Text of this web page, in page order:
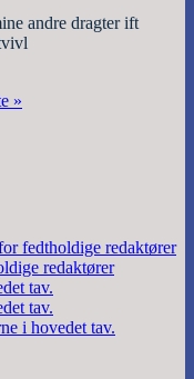
andre dragter ift
»
fedtholdige redaktører
redaktører
tav.
tav.
i hovedet tav.